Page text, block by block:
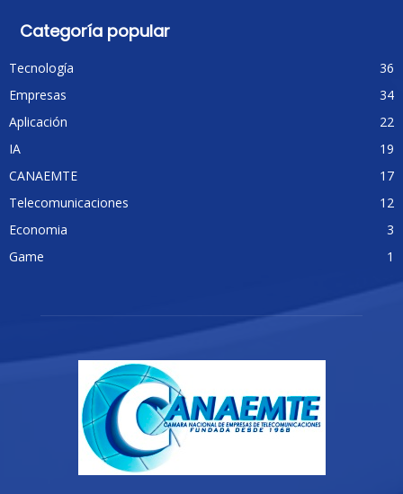
Categoría popular
Tecnología
36
Empresas
34
Aplicación
22
IA
19
CANAEMTE
17
Telecomunicaciones
12
Economia
3
Game
1